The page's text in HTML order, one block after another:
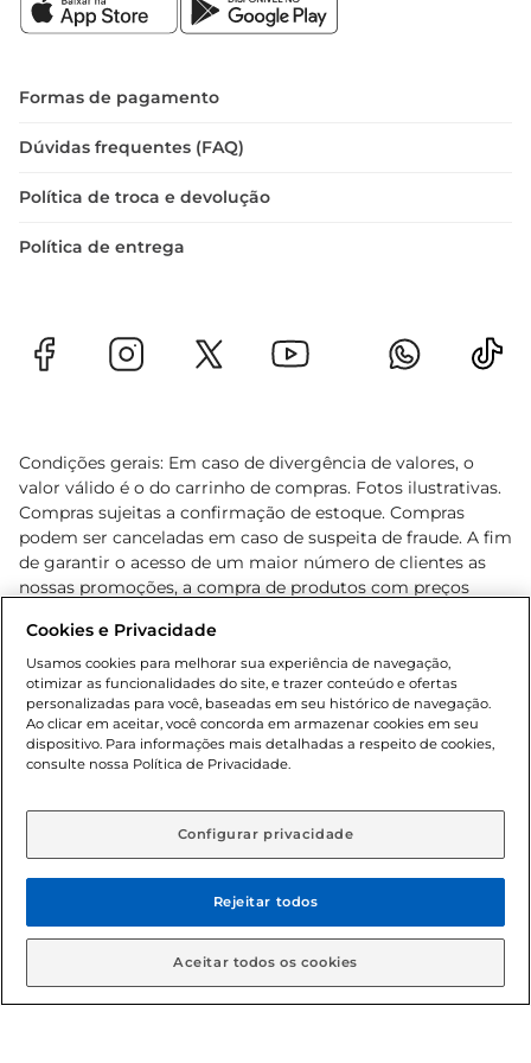
Formas de pagamento
Dúvidas frequentes (FAQ)
Política de troca e devolução
Política de entrega
Condições gerais: Em caso de divergência de valores, o
valor válido é o do carrinho de compras. Fotos ilustrativas.
Compras sujeitas a confirmação de estoque. Compras
podem ser canceladas em caso de suspeita de fraude. A fim
de garantir o acesso de um maior número de clientes as
nossas promoções, a compra de produtos com preços
cliente. Os preços, ofertas e condições são exclusivos para
o e-commerce e válidos durante o dia de hoje, podendo
sofrer alterações sem prévia notificação. Proibida a venda
de bebidas alcoólicas para menores de 18 anos, conforme
Lei n.º 8069/90, art. 81, inciso II (Estatuto da Criança e do
Adolescente). Preços e condições exclusivos para o
aviso prévio. O valor mínimo para as compras on-line é de
© 2026 Copyright. Todos os direitos
reservados Gbarbosa.
Cookies e Privacidade
Usamos cookies para melhorar sua experiência de navegação,
otimizar as funcionalidades do site, e trazer conteúdo e ofertas
personalizadas para você, baseadas em seu histórico de navegação.
Ao clicar em aceitar, você concorda em armazenar cookies em seu
dispositivo. Para informações mais detalhadas a respeito de cookies,
consulte nossa Política de Privacidade.
Configurar privacidade
Rejeitar todos
Aceitar todos os cookies